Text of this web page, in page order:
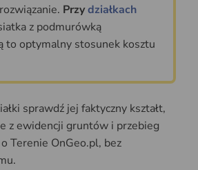
Przydziałkach
z podmurówką
to optymalny stosunek kosztu
sprawdź jej faktyczny kształt,
z ewidencji gruntów i przebieg
Terenie OnGeo.pl, bez